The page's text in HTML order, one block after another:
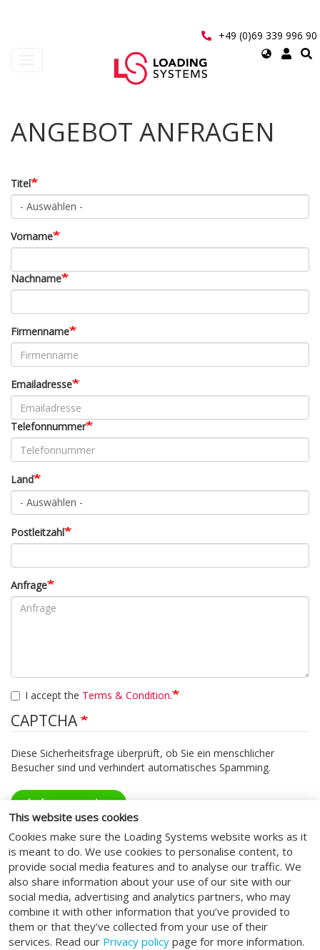
This website uses cookies
Cookies make sure the Loading Systems website works as it
is meant to do. We use cookies to personalise content, to
provide social media features and to analyse our traffic. We
also share information about your use of our site with our
social media, advertising and analytics partners, who may
combine it with other information that you’ve provided to
them or that they’ve collected from your use of their
services. Read our Privacy policy page for more information.
+49 (0)69 339 996 90
Select
User
account
aktivieren/deaktivieren
ANGEBOT ANFRAGEN
Titel
Vorname
Nachname
Firmenname
Emailadresse
Telefonnummer
Land
Postleitzahl
Anfrage
I accept the Terms & Condition.
CAPTCHA
Diese Sicherheitsfrage überprüft, ob Sie ein menschlicher
Besucher sind und verhindert automatisches Spamming.
Anfrage senden
FOLGEN SIE UNS